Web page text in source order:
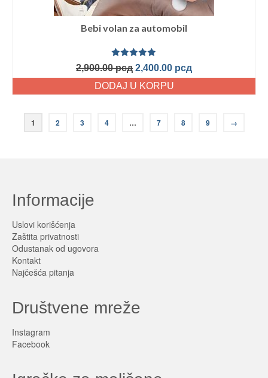
Bebi volan za automobil
Ocenjeno
sa5.00od
5
2,900.00рсд 2,400.00 рсд
DODAJ U KORPU
1 2 3 4 … 7 8 9 →
Informacije
Uslovi korišćenja
Zaštita privatnosti
Odustanak od ugovora
Kontakt
Najčešća pitanja
Društvene mreže
Instagram
Facebook